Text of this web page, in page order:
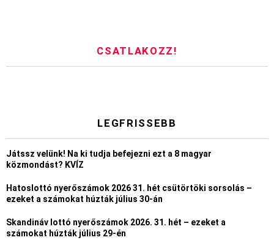
CSATLAKOZZ!
LEGFRISSEBB
Játssz velünk! Na ki tudja befejezni ezt a 8 magyar
közmondást? KVÍZ
Hatoslottó nyerőszámok 2026 31. hét csütörtöki sorsolás –
ezeket a számokat húzták július 30-án
Skandináv lottó nyerőszámok 2026. 31. hét – ezeket a
számokat húzták július 29-én